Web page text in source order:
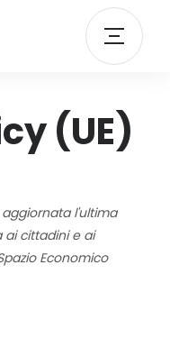
(UE)
l'ultima
ai cittadini e ai
Economico